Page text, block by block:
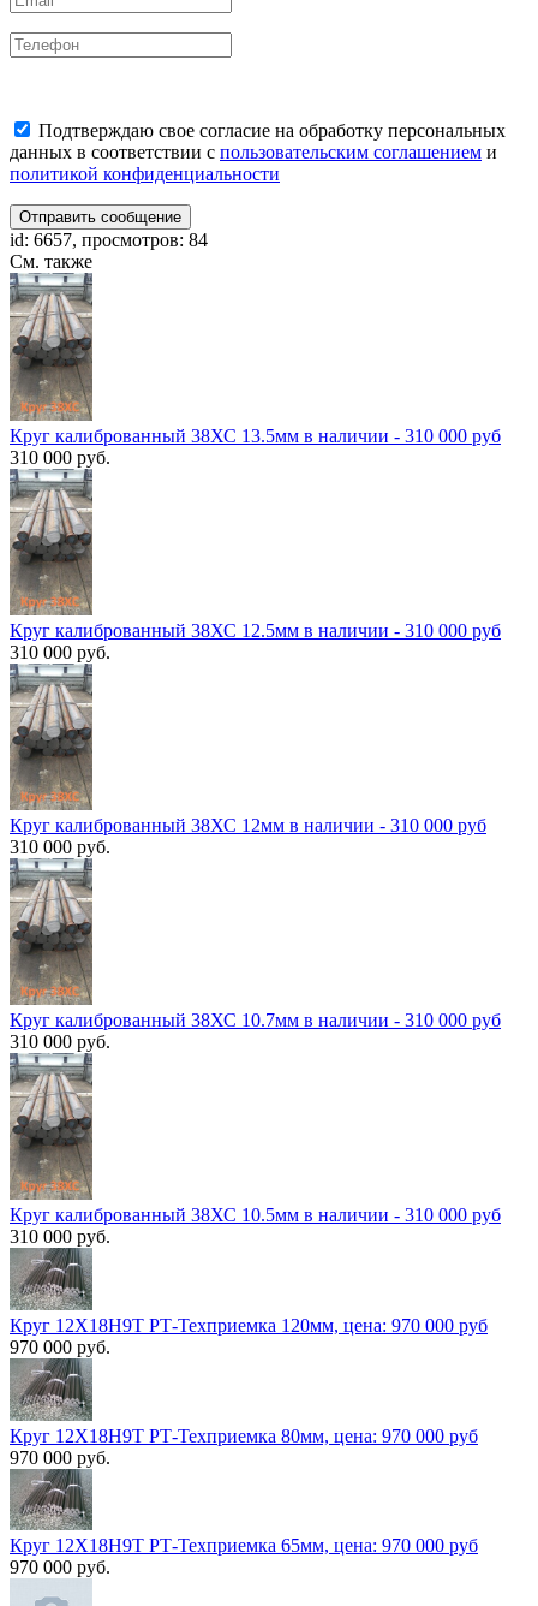
Подтверждаю свое согласие на обработку персональных
данных в соответствии с пользовательским соглашением и
политикой конфиденциальности
Отправить сообщение
id: 6657, просмотров: 84
См. также
Круг калиброванный 38ХС 13.5мм в наличии - 310 000 руб
310 000 руб.
Круг калиброванный 38ХС 12.5мм в наличии - 310 000 руб
310 000 руб.
Круг калиброванный 38ХС 12мм в наличии - 310 000 руб
310 000 руб.
Круг калиброванный 38ХС 10.7мм в наличии - 310 000 руб
310 000 руб.
Круг калиброванный 38ХС 10.5мм в наличии - 310 000 руб
310 000 руб.
Круг 12Х18Н9Т РТ-Техприемка 120мм, цена: 970 000 руб
970 000 руб.
Круг 12Х18Н9Т РТ-Техприемка 80мм, цена: 970 000 руб
970 000 руб.
Круг 12Х18Н9Т РТ-Техприемка 65мм, цена: 970 000 руб
970 000 руб.